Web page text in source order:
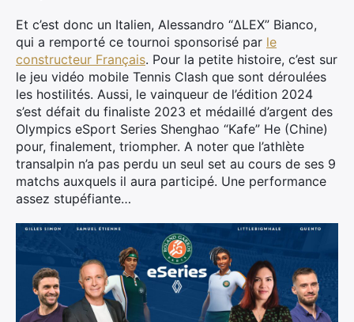
Et c’est donc un Italien, Alessandro “ΔLEX” Bianco,
qui a remporté ce tournoi sponsorisé par le
constructeur Français. Pour la petite histoire, c’est sur
le jeu vidéo mobile Tennis Clash que sont déroulées
les hostilités. Aussi, le vainqueur de l’édition 2024
s’est défait du finaliste 2023 et médaillé d’argent des
Olympics eSport Series Shenghao “Kafe” He (Chine)
pour, finalement, triompher. A noter que l’athlète
transalpin n’a pas perdu un seul set au cours de ses 9
matchs auxquels il aura participé. Une performance
assez stupéfiante…